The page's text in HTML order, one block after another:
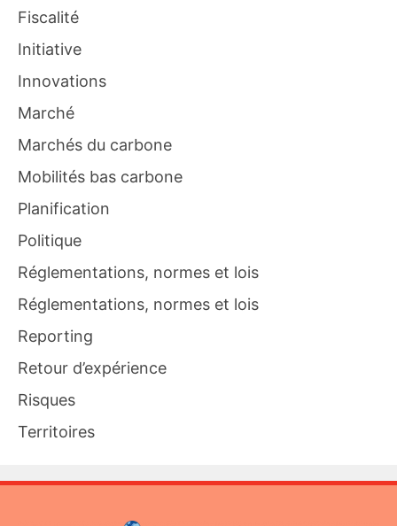
Fiscalité
Initiative
Innovations
Marché
Marchés du carbone
Mobilités bas carbone
Planification
Politique
Réglementations, normes et lois
Réglementations, normes et lois
Reporting
Retour d’expérience
Risques
Territoires